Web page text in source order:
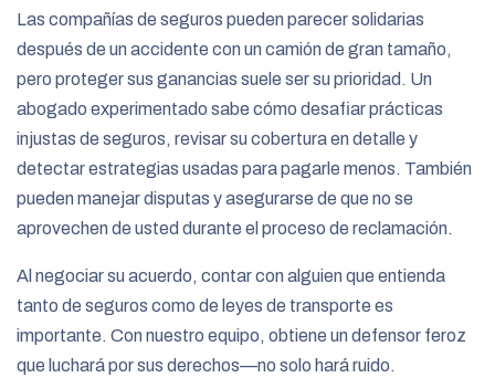
Las compañías de seguros pueden parecer solidarias
después de un accidente con un camión de gran tamaño,
pero proteger sus ganancias suele ser su prioridad. Un
abogado experimentado sabe cómo desafiar prácticas
injustas de seguros, revisar su cobertura en detalle y
detectar estrategias usadas para pagarle menos. También
pueden manejar disputas y asegurarse de que no se
aprovechen de usted durante el proceso de reclamación.
Al negociar su acuerdo, contar con alguien que entienda
tanto de seguros como de leyes de transporte es
importante. Con nuestro equipo, obtiene un defensor feroz
que luchará por sus derechos—no solo hará ruido.